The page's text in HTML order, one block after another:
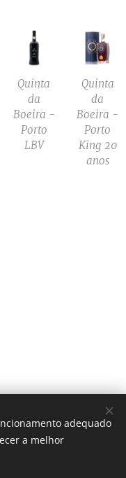
Quinta
da
Boeira -
Porto
LBV
Quinta
da
Boeira -
Porto
King 20
anos
adequado
a melhor